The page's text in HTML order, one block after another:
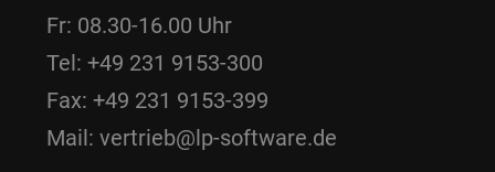
Fr: 08.30-16.00 Uhr
Tel: +49 231 9153-300
Fax: +49 231 9153-399
Mail: vertrieb@lp-software.de